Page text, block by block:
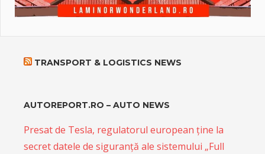
TRANSPORT & LOGISTICS NEWS
AUTOREPORT.RO – AUTO NEWS
Presat de Tesla, regulatorul european ține la
secret datele de siguranță ale sistemului „Full